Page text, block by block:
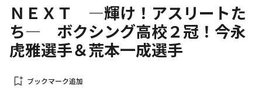
ＮＥＸＴ ―輝け！アスリートた
ち― ボクシング高校２冠！今永
虎雅選手＆荒本一成選手
bookmark_add ブックマーク追加